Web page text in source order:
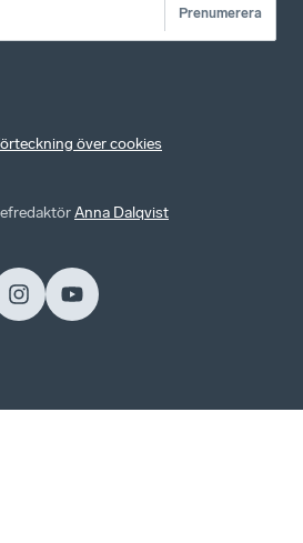
Prenumerera
över cookies
Anna Dalqvist